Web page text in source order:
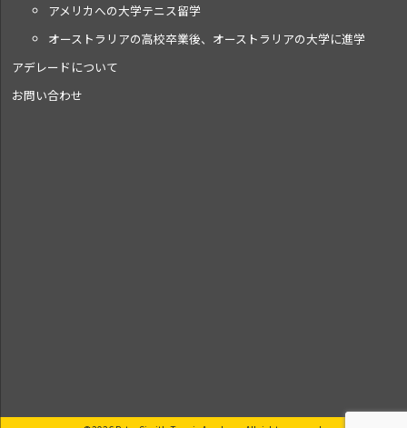
アメリカへの大学テニス留学
オーストラリアの高校卒業後、オーストラリアの大学に進学
アデレードについて
お問い合わせ